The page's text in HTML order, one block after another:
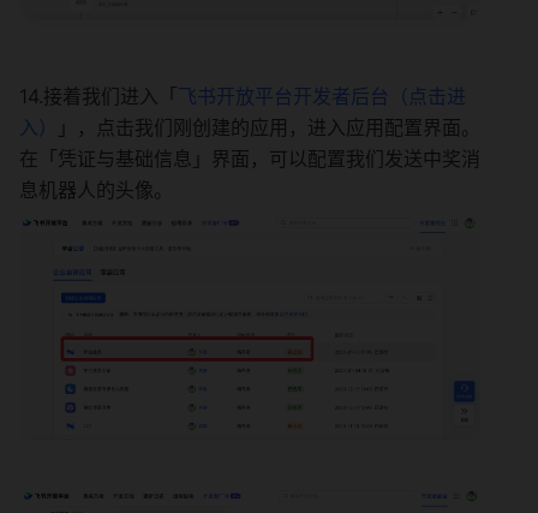
14.接着我们进入「飞书开放平台开发者后台（点击进
入）
」，点击我们刚创建的应用，进入应用配置界面。
在「凭证与基础信息」界面，可以配置我们发送中奖消
息机器人的头像。